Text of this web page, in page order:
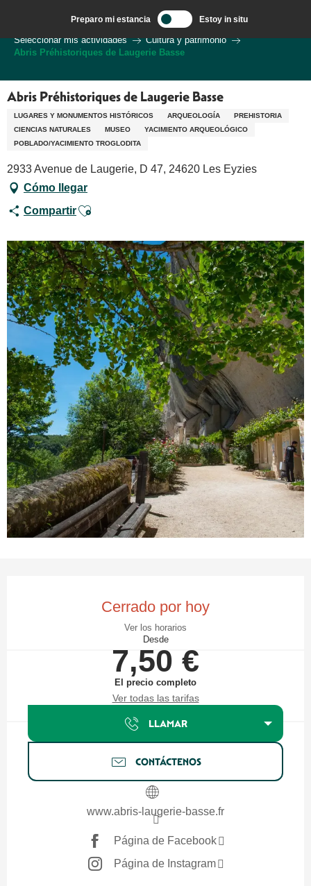
contenu
principal
Preparo mi estancia Estoy in situ
Bienvenido a Sarlat en el corazón de la región de Dordoña.
Seleccionar mis actividades
Cultura y patrimonio
Abris Préhistoriques de Laugerie Basse
Abris Préhistoriques de Laugerie Basse
LUGARES Y MONUMENTOS HISTÓRICOS ARQUEOLOGÍA
PREHISTORIA
CIENCIAS NATURALES
MUSEO
YACIMIENTO ARQUEOLÓGICO
POBLADO/YACIMIENTO TROGLODITA
2933 Avenue de Laugerie, D 47, 24620 Les Eyzies
Cómo llegar
CompartirAjouter aux favoris
Cerrado por hoy
Ver los horarios
Desde
7,50 €
El precio completo
Ver todas las tarifas
LLAMAR
CONTÁCTENOS
www.abris-laugerie-basse.fr
Página de Facebook
Página de Instagram